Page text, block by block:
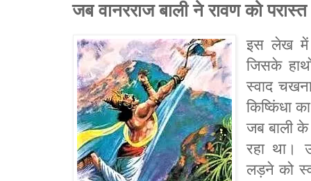
जब वानरराज बाली ने रावण को परास्त
इस लेख में
जिसके
स्वाद
किष्किंधा
जब बाली
रहा था।
लड़ने को